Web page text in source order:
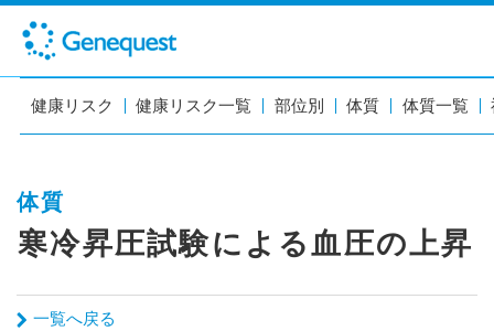
健康リスク 健康リスク一覧 部位別 体質 体質一覧
体質
寒冷昇圧試験による血圧の上昇
一覧へ戻る